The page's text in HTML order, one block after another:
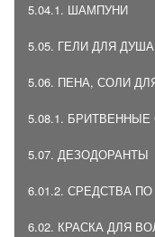
5.04.1. ШАМПУНИ
5.05. ГЕЛИ ДЛЯ ДУША
5.06. ПЕНА, СОЛИ
5.08.1.
5.07. ДЕЗОДОРАНТЫ
6.01.2. СРЕДСТВА
6.02. КРАСКА ДЛЯ